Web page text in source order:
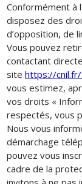
Conformément à
disposez des
d’opposition, de
Vous pouvez
contactant
site https://
vous estimez,
vos droits «
respectés, vous
Nous vous
démarchage
pouvez vous
cadre de la